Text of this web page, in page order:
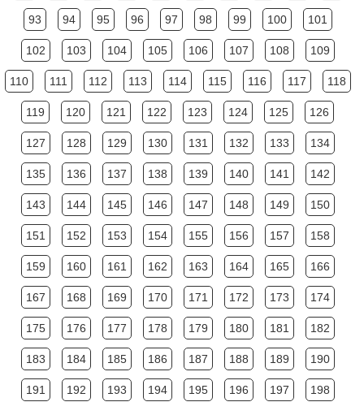
93 94 95 96 97 98 99 100 101
102 103 104 105 106 107 108 109
110 111 112 113 114 115 116 117 118
119 120 121 122 123 124 125 126
127 128 129 130 131 132 133 134
135 136 137 138 139 140 141 142
143 144 145 146 147 148 149 150
151 152 153 154 155 156 157 158
159 160 161 162 163 164 165 166
167 168 169 170 171 172 173 174
175 176 177 178 179 180 181 182
183 184 185 186 187 188 189 190
191 192 193 194 195 196 197 198